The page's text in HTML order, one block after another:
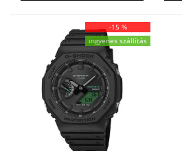
-15 %
ingyenes szállítás